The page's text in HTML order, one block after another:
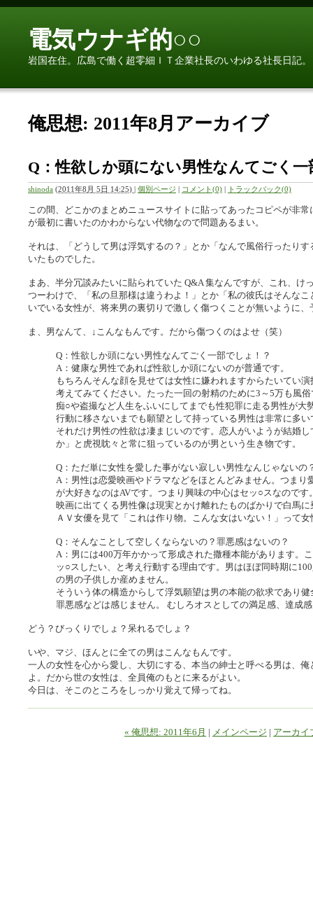
電気ウナギ的○○
岩国在住。広島で働く超零細ＩＴ企業社長のいわゆる社長日記。
俺思想: 2011年8月アーカイブ
Q：性欲しか頭にない男性なんてごく
shinoda (2011年8月 5日 14:25) | 個別ページ | コメント(0) | トラックバック(0)
この間、どこかのまとめニュースサイトに貼ってあったコピペが非
が最初に書いたのかわからない代物なので問題あるまい。
それは、「どうして男は浮気するの？」とか「なんで風俗行ったり
いたものでした。
まあ、半分冗談みたいに貼られていた Q&A 集なんですが、これ、け
つーわけで、「私の旦那様は違うわよ！」とか「私の彼氏はそんな
いでいる女性が、将来男の裏切りで激しく傷つくことが無いように
ま、男なんて、↓こんなもんです。だから傷つくのはよせ（笑）
Q：性欲しか頭にない男性なんてごく一部でしょ！？
A：健康な男性であれば性欲しか頭にないのが普通です。
もちろんそんな顔を見せては女性に嫌われますからたいてい
考えてみてください。たった一回の射精のために3～5万も風
痴○や盗撮など人生をふいにしてまでも性犯罪に走る男性が大
行動に移さないまでも願望として持っている男性は非常に多い
それだけ男性の性欲は凄まじいのです。恋人がいようが結婚
か」と虎視眈々と常に狙っているのが男という生き物です。
Q：ただ単に女性を愛した事がない寂しい男性なんじゃないの
A：男性は恋愛映画やドラマなどをほとんどみません。つま
が大好きなのはAVです。つまり興味の中心はセッ○スなので
映画に出てくる男性像は現実とかけ離れたものばかりで白馬
ＡＶ女優を見て「これは作り物。こんな女はいない！」って
Q：そんなことして空しくならないの？罪悪感はないの？
A：男には400万年かかって形成された撒種本能があります。
ッ○スしたい、と考え行動する理由です。男はほぼ同時期に
の男の子供しか産めません。
そういう体の構造からして浮気願望は男の本能の欲求であり
罪悪感などは感じません。 むしろオスとしての満足感、達成
どう？びっくりでしょ？呆れるでしょ？
いや、マジ、ほんとに全ての男はこんなもんです。
一人の女性を心から愛し、大切にする、本当の紳士と呼べる男は、
よ。だから世の女性は、全員俺のもとに来るがよい。
今日は、そこのところをしっかり覚えて帰ってね。
« 俺思想: 2011年6月 | メインページ | アーカイ